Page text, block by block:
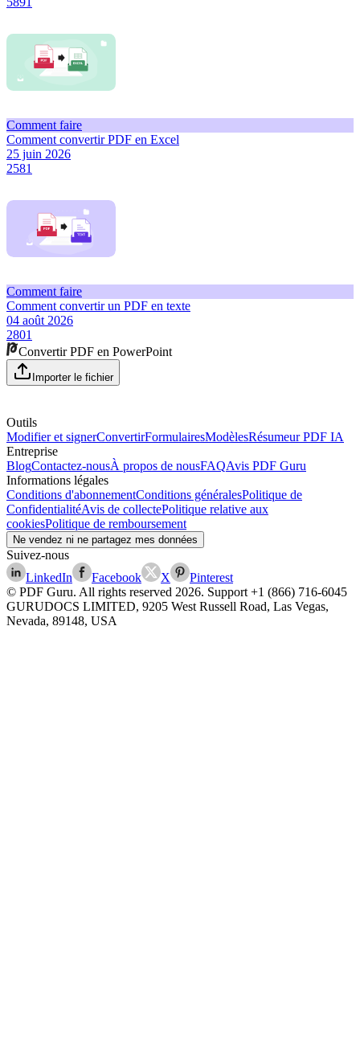
Comment faire
Comment convertir PDF en Excel
25 juin 2026
2581
Comment faire
Comment convertir un PDF en texte
04 août 2026
2801
Convertir PDF en PowerPoint
Importer le fichier
Outils
Modifier et signerConvertirFormulairesModèlesRésumeur PDF IA
Entreprise
BlogContactez-nousÀ propos de nousFAQAvis PDF Guru
Informations légales
Conditions d'abonnementConditions généralesPolitique de
ConfidentialitéAvis de collectePolitique relative aux
cookiesPolitique de remboursement
Ne vendez ni ne partagez mes données
Suivez-nous
LinkedIn
Facebook X
Pinterest
© PDF Guru. All rights reserved 2026. Support +1 (866) 716-6045
GURUDOCS LIMITED, 9205 West Russell Road, Las Vegas,
Nevada, 89148, USA